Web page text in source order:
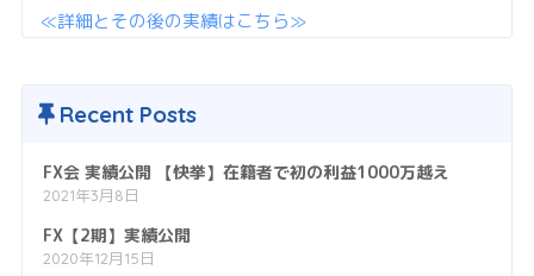
≪詳細とその後の実績はこちら≫
Recent Posts
FX会 実績公開 【快挙】在籍者で初の利益1000万越え
2021年3月8日
FX【2期】実績公開
2020年12月15日